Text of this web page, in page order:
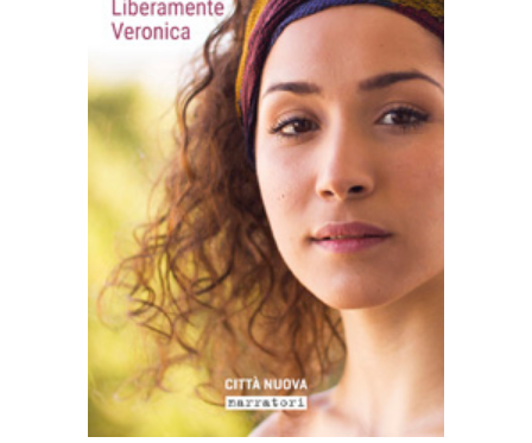
AGGIUNGI AL CARRELLO